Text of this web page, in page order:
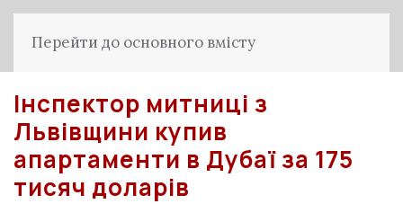
Перейти до основного вмісту
Інспектор митниці з
Львівщини купив
апартаменти в Дубаї за 175
тисяч доларів